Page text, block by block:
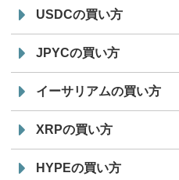
USDCの買い方
JPYCの買い方
イーサリアムの買い方
XRPの買い方
HYPEの買い方